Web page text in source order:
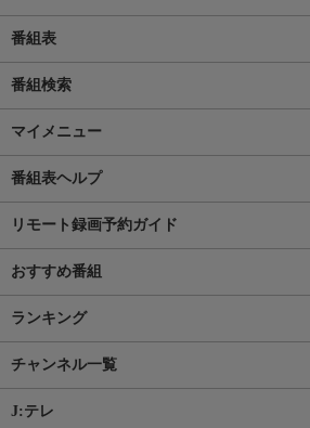
番組表
番組検索
マイメニュー
番組表ヘルプ
リモート録画予約ガイド
おすすめ番組
ランキング
チャンネル一覧
J:テレ